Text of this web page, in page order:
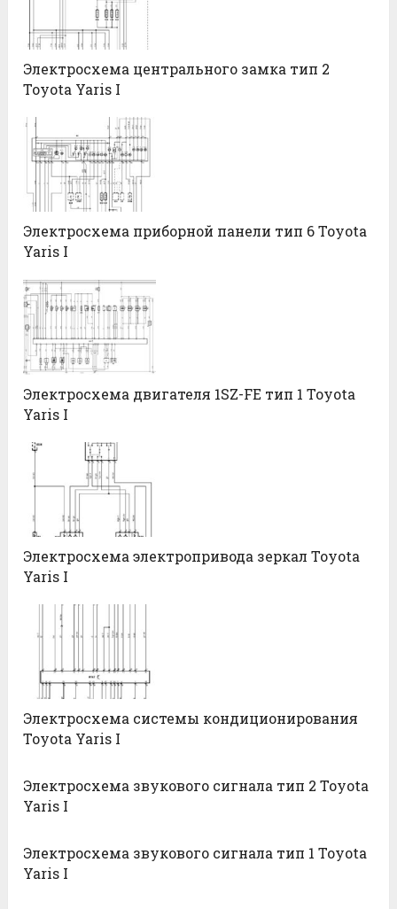
Электросхема центрального замка тип 2
Toyota Yaris I
Электросхема приборной панели тип 6 Toyota
Yaris I
Электросхема двигателя 1SZ-FE тип 1 Toyota
Yaris I
Электросхема электропривода зеркал Toyota
Yaris I
Электросхема системы кондиционирования
Toyota Yaris I
Электросхема звукового сигнала тип 2 Toyota
Yaris I
Электросхема звукового сигнала тип 1 Toyota
Yaris I